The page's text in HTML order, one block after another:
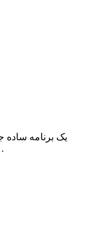
ابزار‌های